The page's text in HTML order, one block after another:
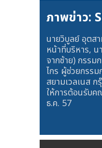
ภาพข่าว:
นายวิบูลย์ อุตส
หน้าที่บริหาร, น
จากซ้าย) กรรม
ไกร ผู้ช่วยกรร
สยามเวลเนส
ให้การต้อนรับค
ธ.ค. 57